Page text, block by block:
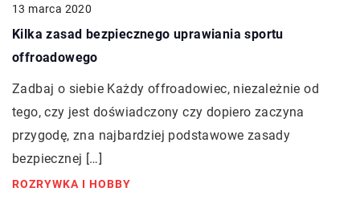
13 marca 2020
Kilka zasad bezpiecznego uprawiania sportu
offroadowego
Zadbaj o siebie Każdy offroadowiec, niezależnie od
tego, czy jest doświadczony czy dopiero zaczyna
przygodę, zna najbardziej podstawowe zasady
bezpiecznej […]
ROZRYWKA I HOBBY